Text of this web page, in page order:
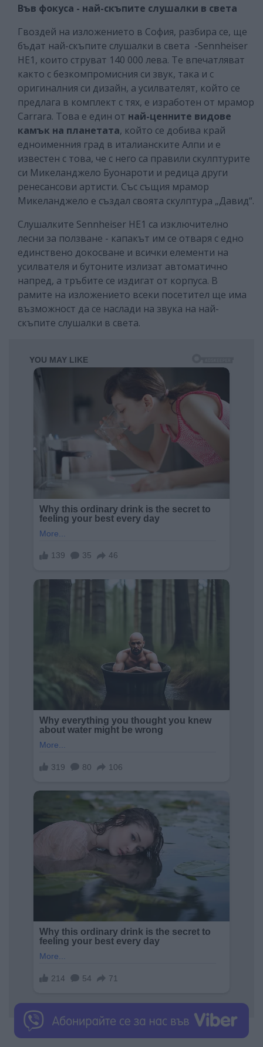
Във фокуса - най-скъпите слушалки в света
Гвоздей на изложението в София, разбира се, ще
бъдат най-скъпите слушалки в света -Sennheiser
HE1, които струват 140 000 лева. Те впечатляват
както с безкомпромисния си звук, така и с
оригиналния си дизайн, а усилвателят, който се
предлага в комплект с тях, е изработен от мрамор
Carrara. Това е един от най-ценните видове
камък на планетата, който се добива край
едноименния град в италианските Алпи и е
известен с това, че с него са правили скулптурите
си Микеланджело Буонароти и редица други
ренесансови артисти. Със същия мрамор
Микеланджело е създал своята скулптура „Давид“.
Слушалките Sennheiser HE1 са изключително
лесни за ползване - капакът им се отваря с едно
единствено докосване и всички елементи на
усилвателя и бутоните излизат автоматично
напред, а тръбите се издигат от корпуса. В
рамите на изложението всеки посетител ще има
възможност да се наслади на звука на най-
скъпите слушалки в света.